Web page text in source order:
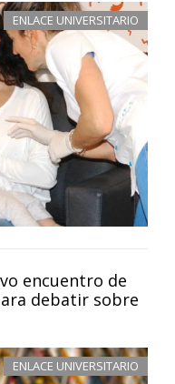
ENLACE UNIVERSITARIO
encuentro de
debatir sobre
ENLACE UNIVERSITARIO